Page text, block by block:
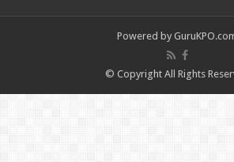
Powered by
© Copyright All Rights